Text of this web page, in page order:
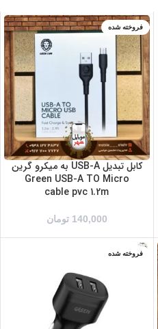
فروخته شده
کابل تبدیل USB-A به میکرو گرین
Green USB-A TO Micro
cable pvc 1.2m
140,000 تومان
فروخته شده